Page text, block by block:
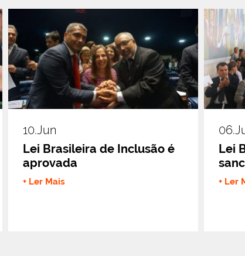
10.jun
Lei Brasileira de Inclusão é
aprovada
+ Ler Mais
Lei
+ Ler